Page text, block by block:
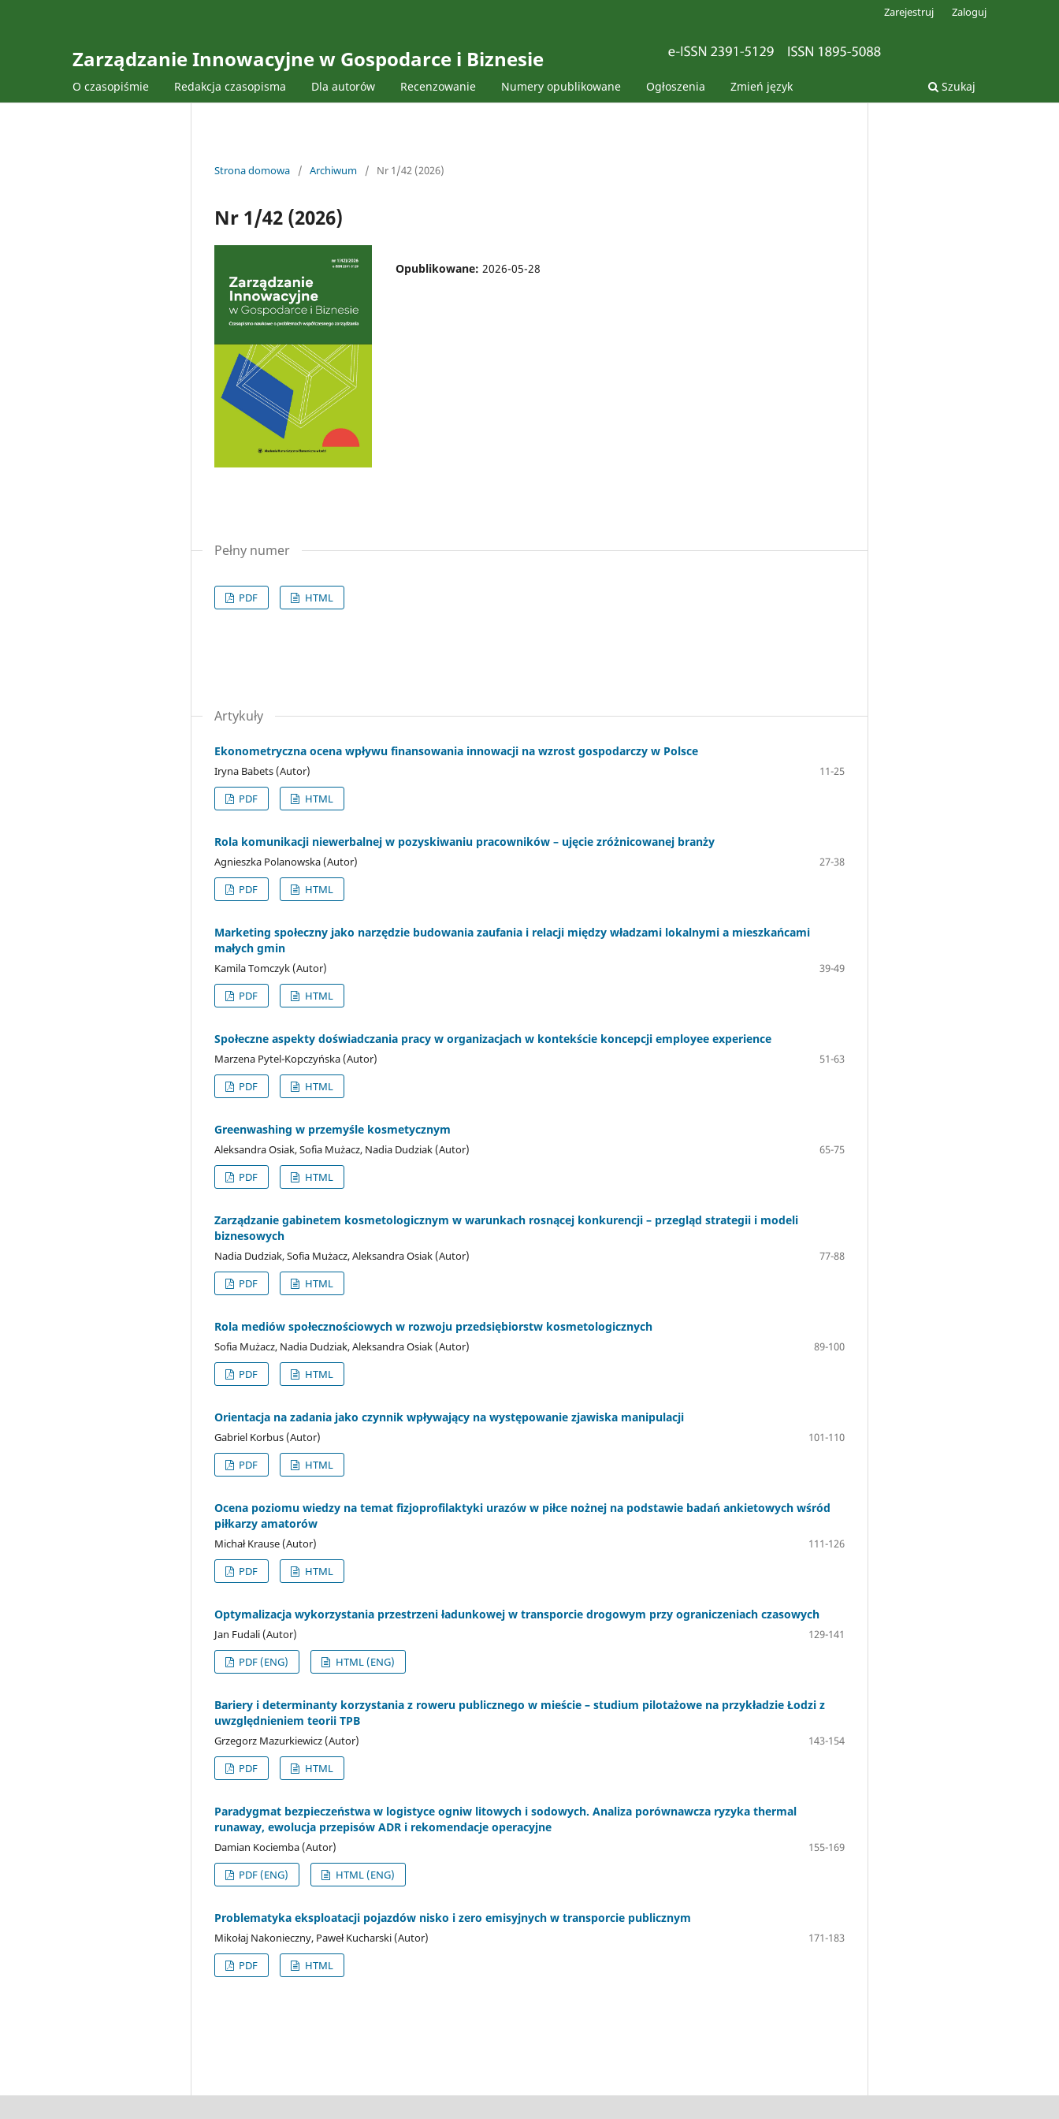
Zarządzanie Innowacyjne w Gospodarce i Biznesie
O czasopiśmie Redakcja czasopisma Dla autorów Recenzowanie Numery opublikowane Ogłoszenia Zmień język Szukaj
Zarejestruj Zaloguj
Strona domowa / Archiwum / Nr 1/42 (2026)
Nr 1/42 (2026)
Opublikowane: 2026-05-28
Pełny numer
PDF HTML
Artykuły
Ekonometryczna ocena wpływu finansowania innowacji na wzrost gospodarczy w Polsce
Iryna Babets (Autor)
11-25
PDF
HTML
Rola komunikacji niewerbalnej w pozyskiwaniu pracowników – ujęcie zróżnicowanej branży
Agnieszka Polanowska (Autor)
27-38
PDF
HTML
Marketing społeczny jako narzędzie budowania zaufania i relacji między władzami lokalnymi a mieszkańcami
małych gmin
Kamila Tomczyk (Autor)
39-49
PDF
HTML
Społeczne aspekty doświadczania pracy w organizacjach w kontekście koncepcji employee experience
Marzena Pytel-Kopczyńska (Autor)
51-63
PDF
HTML
Greenwashing w przemyśle kosmetycznym
Aleksandra Osiak, Sofia Mużacz, Nadia Dudziak (Autor)
65-75
PDF
HTML
Zarządzanie gabinetem kosmetologicznym w warunkach rosnącej konkurencji – przegląd strategii i modeli
biznesowych
Nadia Dudziak, Sofia Mużacz, Aleksandra Osiak (Autor)
77-88
PDF
HTML
Rola mediów społecznościowych w rozwoju przedsiębiorstw kosmetologicznych
Sofia Mużacz, Nadia Dudziak, Aleksandra Osiak (Autor)
89-100
PDF
HTML
Orientacja na zadania jako czynnik wpływający na występowanie zjawiska manipulacji
Gabriel Korbus (Autor)
101-110
PDF
HTML
Ocena poziomu wiedzy na temat fizjoprofilaktyki urazów w piłce nożnej na podstawie badań ankietowych wśród
piłkarzy amatorów
Michał Krause (Autor)
111-126
PDF
HTML
Optymalizacja wykorzystania przestrzeni ładunkowej w transporcie drogowym przy ograniczeniach czasowych
Jan Fudali (Autor)
129-141
PDF (ENG)
HTML (ENG)
Bariery i determinanty korzystania z roweru publicznego w mieście – studium pilotażowe na przykładzie Łodzi z
uwzględnieniem teorii TPB
Grzegorz Mazurkiewicz (Autor)
143-154
PDF
HTML
Paradygmat bezpieczeństwa w logistyce ogniw litowych i sodowych. Analiza porównawcza ryzyka thermal
runaway, ewolucja przepisów ADR i rekomendacje operacyjne
Damian Kociemba (Autor)
155-169
PDF (ENG)
HTML (ENG)
Problematyka eksploatacji pojazdów nisko i zero emisyjnych w transporcie publicznym
Mikołaj Nakonieczny, Paweł Kucharski (Autor)
171-183
PDF
HTML